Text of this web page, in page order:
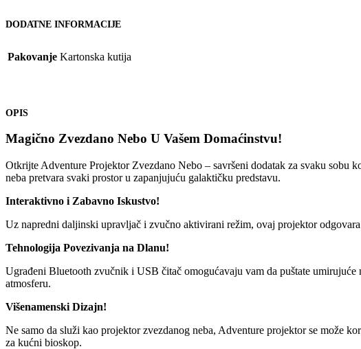
DODATNE INFORMACIJE
Pakovanje Kartonska kutija
OPIS
Magično Zvezdano Nebo U Vašem Domaćinstvu!
Otkrijte Adventure Projektor Zvezdano Nebo – savršeni dodatak za svaku sobu
neba pretvara svaki prostor u zapanjujuću galaktičku predstavu.
Interaktivno i Zabavno Iskustvo!
Uz napredni daljinski upravljač i zvučno aktivirani režim, ovaj projektor
Tehnologija Povezivanja na Dlanu!
Ugrađeni Bluetooth zvučnik i USB čitač omogućavaju vam da puštate
atmosferu.
Višenamenski Dizajn!
Ne samo da služi kao projektor zvezdanog neba, Adventure projektor se može
za kućni bioskop.